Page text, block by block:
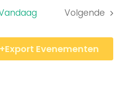
Volgende
Export Evenementen